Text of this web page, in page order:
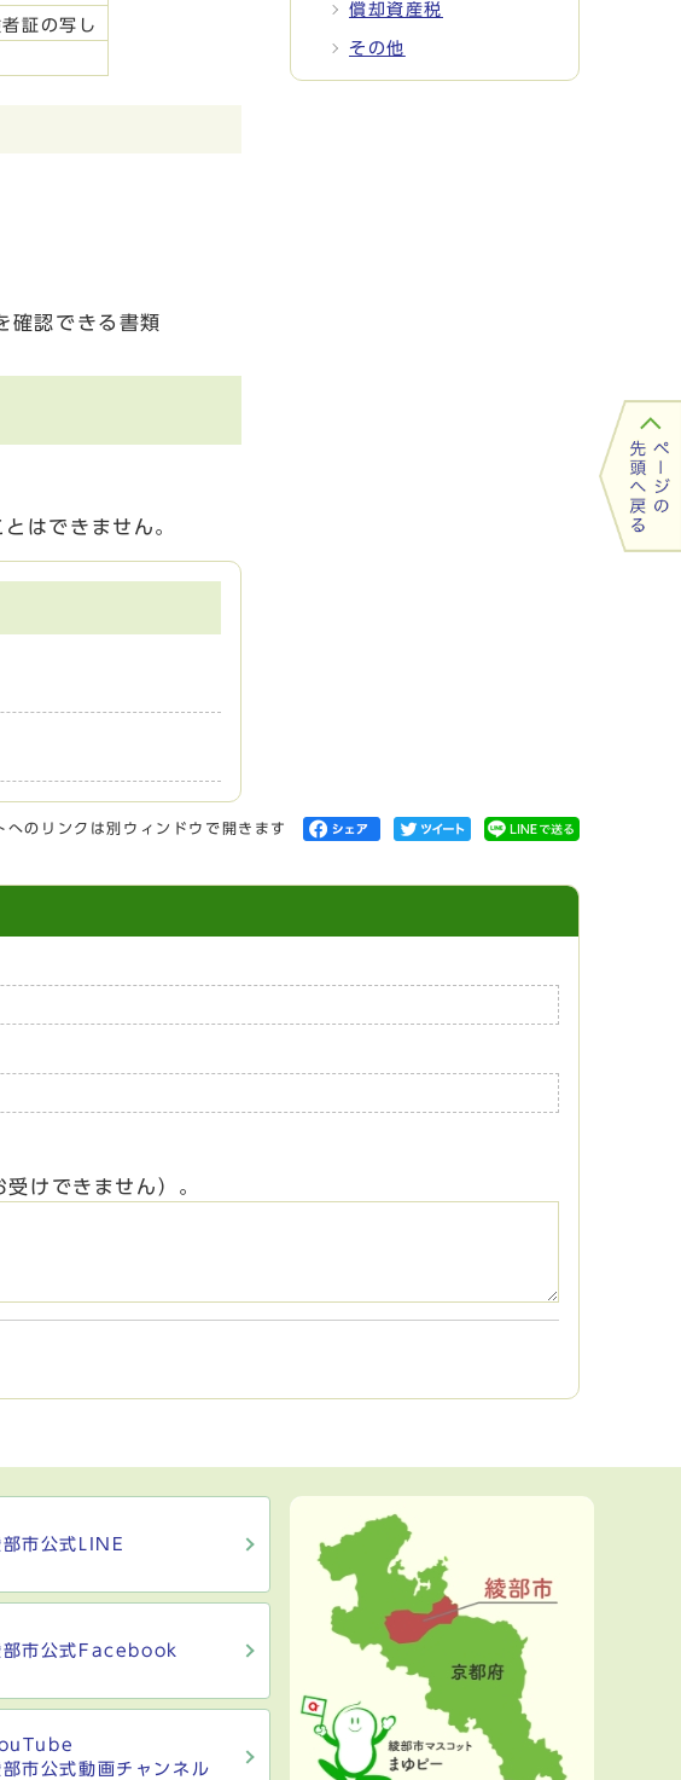
証の写し
確認できる書類
はできません。
償却資産税
その他
へのリンクは別ウィンドウで開きます
けできません）。
部市公式LINE
部市公式Facebook
部市公式動画チャンネル